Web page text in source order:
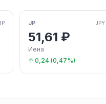
JP JPY
51,61 ₽
Иена
↑ 0,24 (0,47%)